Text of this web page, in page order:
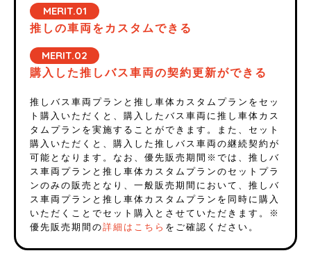
MERIT.01
推しの車両をカスタムできる
MERIT.02
購入した推しバス車両の契約更新ができる
推しバス車両プランと推し車体カスタムプランをセッ
ト購入いただくと、購入したバス車両に推し車体カス
タムプランを実施することができます。また、セット
購入いただくと、購入した推しバス車両の継続契約が
可能となります。なお、優先販売期間※では、推しバ
ス車両プランと推し車体カスタムプランのセットプラ
ンのみの販売となり、一般販売期間において、推しバ
ス車両プランと推し車体カスタムプランを同時に購入
いただくことでセット購入とさせていただきます。※
優先販売期間の詳細はこちら をご確認ください。